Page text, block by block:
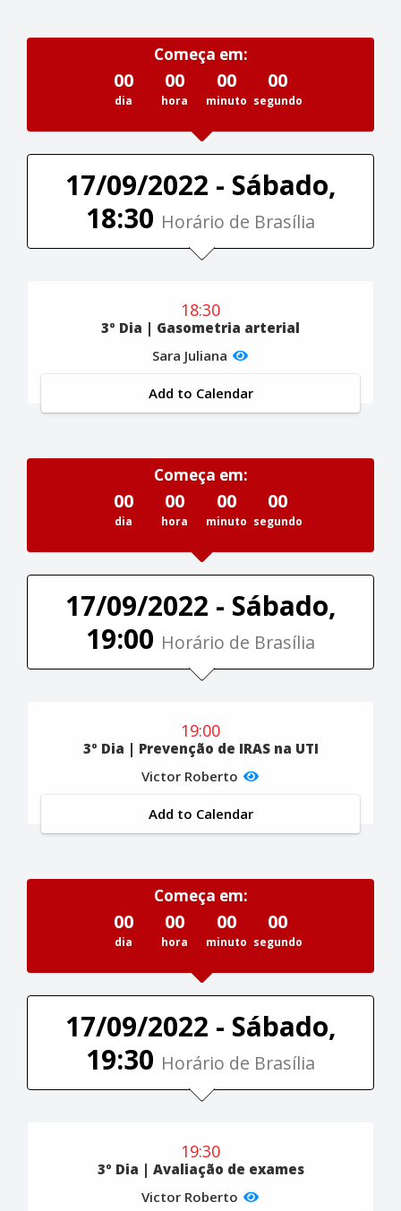
Começa em:
00
dia
00
hora
00
minuto
00
segundo
17/09/2022 - Sábado,
18:30 Horário de Brasília
18:30
3º Dia | Gasometria arterial
Sara Juliana
Add to Calendar
Começa em:
00
dia
00
hora
00
minuto
00
segundo
17/09/2022 - Sábado,
19:00 Horário de Brasília
19:00
3º Dia | Prevenção de IRAS na UTI
Victor Roberto
Add to Calendar
Começa em:
00
dia
00
hora
00
minuto
00
segundo
17/09/2022 - Sábado,
19:30 Horário de Brasília
19:30
3º Dia | Avaliação de exames
Victor Roberto